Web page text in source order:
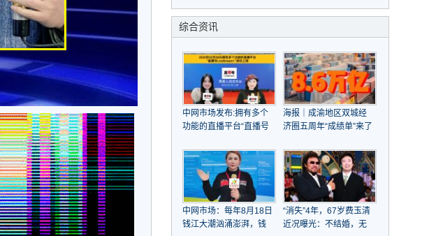
工智能之旅
综合资讯
中网市场发布:拥有多个
功能的直播平台“直播号
02月08日成功上线
海报｜成渝地区双城经
济圈五周年“成绩单”来了
中网市场：每年8月18日
钱江大潮汹涌澎湃，钱
“消失”4年，67岁费玉清
近况曝光：不结婚，无